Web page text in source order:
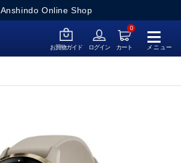
Anshindo Online Shop
≡
メニュー
お買物ガイド ログイン
0
カート